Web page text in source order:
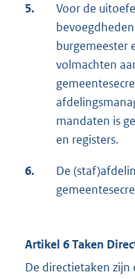
5.
Voor de
burgemeester
volmachten
mandaten is
en registers.
6.
De
Artikel 6 Taken
De directietaken zijn